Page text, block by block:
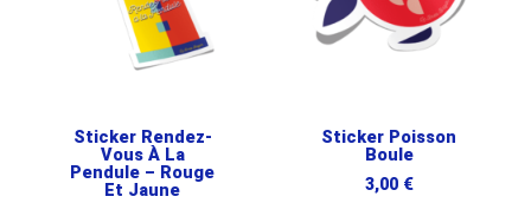
Sticker Rendez-
Vous À La
Pendule – Rouge
Et Jaune
Sticker Poisson
Boule
3,00 €